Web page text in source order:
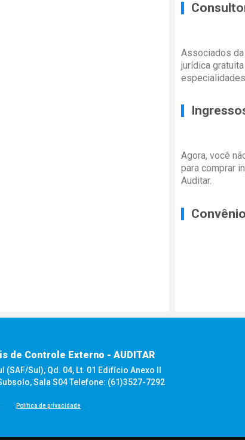
Associados
jurídica
Agora, você
para comprar
Auditar.
de Controle Externo - AUDITAR
Sul), Qd. 04, Lt. 01 Edifício Anexo II
Sala S04 Telefone: (61)3527-7292
Política de privacidade